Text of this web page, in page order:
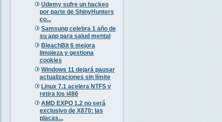
Udemy sufre un hackeo
por parte de ShinyHunters
co...
Samsung celebra 1 año de
su app para salud mental
BleachBit 6 mejora
limpieza y gestiona
cookies
Windows 11 dejará pausar
actualizaciones sin límite
Linux 7.1 acelera NTFS y
retira los i486
AMD EXPO 1.2 no será
exclusivo de X870: las
placas...